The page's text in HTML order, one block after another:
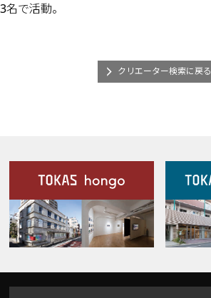
3名で活動。
クリエーター検索に戻る
施設案内
Our Facilities